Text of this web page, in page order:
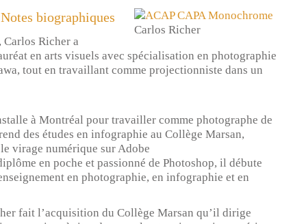
Carlos Richer
biographiques
Carlos Richer a
en arts visuels avec spécialisation en photographie
tout en travaillant comme projectionniste dans un
à Montréal pour travailler comme photographe de
des études en infographie au Collège Marsan,
virage numérique sur Adobe
en poche et passionné de Photoshop, il débute
en photographie, en infographie et en
fait l’acquisition du Collège Marsan qu’il dirige